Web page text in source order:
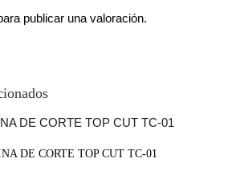
publicar una valoración.
DE CORTE TOP CUT TC-01